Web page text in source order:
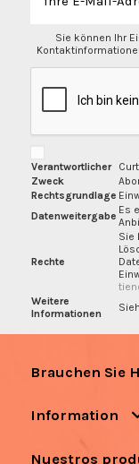
Sie können Ihr
Verantwortlicher
Zweck
Rechtsgrundlage
Datenweitergabe Es
Rechte
Sie
Weitere
Informationen
Brauchen Sie
Information
Nuestros